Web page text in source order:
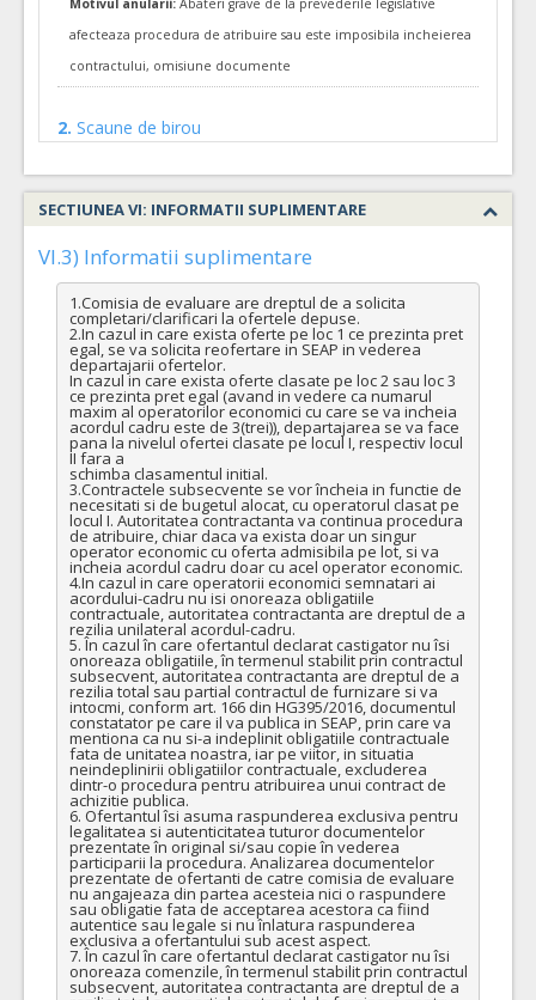
Motivul anularii: Abateri grave de la prevederile legislative
afecteaza procedura de atribuire sau este imposibila incheierea
contractului, omisiune documente
2. Scaune de birou
Motivul anularii:Abateri grave de la prevederile legislative
afecteaza procedura de atribuire sau este imposibila incheierea
contractului, omisiune documente
1. Scaune vizitator
Data anularii:11.04.2023
Motivul anularii: Abateri grave de la prevederile legislative
afecteaza procedura de atribuire sau este imposibila incheierea
contractului, omisiune documente
SECTIUNEA VI: INFORMATII SUPLIMENTARE
VI.3) Informatii suplimentare
1.Comisia de evaluare are dreptul de a solicita
completari/clarificari la ofertele depuse.
2.In cazul in care exista oferte pe loc 1 ce prezinta pret
egal, se va solicita reofertare in SEAP in vederea
departajarii ofertelor.
In cazul in care exista oferte clasate pe loc 2 sau loc 3
ce prezinta pret egal (avand in vedere ca numarul
maxim al operatorilor economici cu care se va incheia
acordul cadru este de 3(trei)), departajarea se va face
pana la nivelul ofertei clasate pe locul I, respectiv locul
II fara a
schimba clasamentul initial.
3.Contractele subsecvente se vor încheia in functie de
necesitati si de bugetul alocat, cu operatorul clasat pe
locul I. Autoritatea contractanta va continua procedura
de atribuire, chiar daca va exista doar un singur
operator economic cu oferta admisibila pe lot, si va
incheia acordul cadru doar cu acel operator economic.
4.In cazul in care operatorii economici semnatari ai
acordului-cadru nu isi onoreaza obligatiile
contractuale, autoritatea contractanta are dreptul de a
rezilia unilateral acordul-cadru.
5. În cazul în care ofertantul declarat castigator nu îsi
onoreaza obligatiile, în termenul stabilit prin contractul
subsecvent, autoritatea contractanta are dreptul de a
rezilia total sau partial contractul de furnizare si va
intocmi, conform art. 166 din HG395/2016, documentul
constatator pe care il va publica in SEAP, prin care va
mentiona ca nu si-a indeplinit obligatiile contractuale
fata de unitatea noastra, iar pe viitor, in situatia
neindeplinirii obligatiilor contractuale, excluderea
dintr-o procedura pentru atribuirea unui contract de
achizitie publica.
6. Ofertantul îsi asuma raspunderea exclusiva pentru
legalitatea si autenticitatea tuturor documentelor
prezentate în original si/sau copie în vederea
participarii la procedura. Analizarea documentelor
prezentate de ofertanti de catre comisia de evaluare
nu angajeaza din partea acesteia nici o raspundere
sau obligatie fata de acceptarea acestora ca fiind
autentice sau legale si nu înlatura raspunderea
exclusiva a ofertantului sub acest aspect.
7. În cazul în care ofertantul declarat castigator nu îsi
onoreaza comenzile, în termenul stabilit prin contractul
subsecvent, autoritatea contractanta are dreptul de a